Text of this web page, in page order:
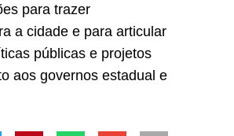
para trazer
a cidade e para articular
públicas e projetos
aos governos estadual e